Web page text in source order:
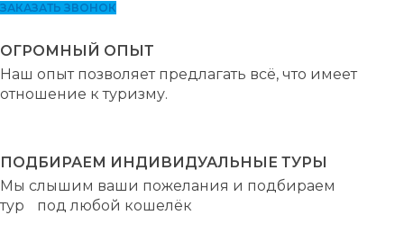
ЗАКАЗАТЬ ЗВОНОК
ОГРОМНЫЙ ОПЫТ
Наш опыт позволяет предлагать всё, что имеет
отношение к туризму.
ПОДБИРАЕМ ИНДИВИДУАЛЬНЫЕ ТУРЫ
Мы слышим ваши пожелания и подбираем
тур под любой кошелёк